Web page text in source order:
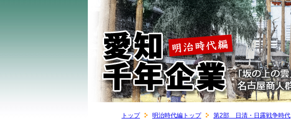
トップ 明治時代編トップ 第2部 日清・日露戦争時代